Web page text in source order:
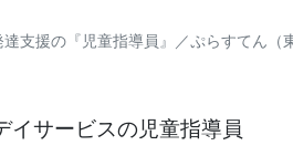
達支援の『児童指導員』／ぷらすてん（
イサービスの児童指導員